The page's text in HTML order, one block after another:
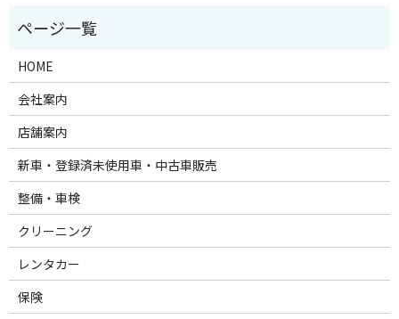
HOME
会社案内
店舗案内
新車・登録済未使用車・中古車販売
整備・車検
クリーニング
レンタカー
保険